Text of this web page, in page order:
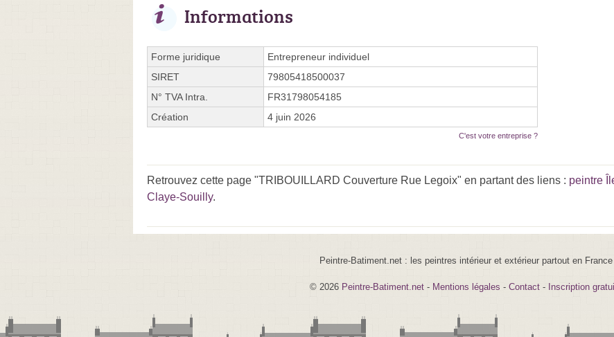
Informations
Forme juridique
Entrepreneur individuel
SIRET
79805418500037
N° TVA Intra.
FR31798054185
Création
4 juin 2026
C'est votre entreprise ?
Retrouvez cette page "TRIBOUILLARD Couverture Rue Legoix" en partant des liens : peintre
Claye-Souilly.
Peintre-Batiment.net : les peintres intérieur et extérieur partout en France
© 2026 Peintre-Batiment.net - Mentions légales - Contact- Inscription